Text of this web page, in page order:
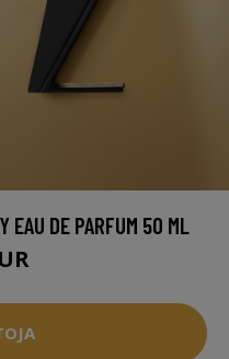
EAU DE PARFUM 50 ML